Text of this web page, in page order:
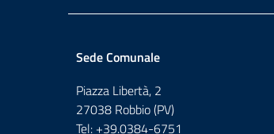
Sede Comunale
Piazza Libertà, 2
27038 Robbio (PV)
Tel: +39.0384-6751